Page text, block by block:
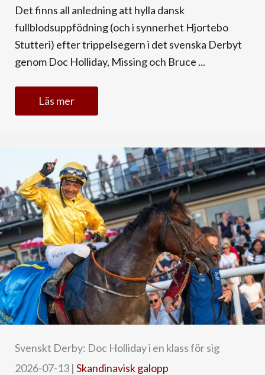
Det finns all anledning att hylla dansk
fullblodsuppfödning (och i synnerhet Hjortebo
Stutteri) efter trippelsegern i det svenska Derbyt
genom Doc Holliday, Missing och Bruce ...
Läs mer
Svenskt Derby: Doc Holliday i en klass för sig
2026-07-13 | Skandinavisk galopp